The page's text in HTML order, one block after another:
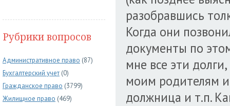
Рубрики вопросов
Административное право (87)
Бухгалтерский учет (0)
Гражданское право (3799)
Жилищное право (469)
разобравшись
Когда они
документы по
мне все эти
моим родителям
должница и т.п.